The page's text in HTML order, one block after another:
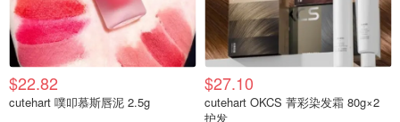
$22.82
cutehart 噗叩慕斯唇泥 2.5g
$27.10
cutehart OKCS 菁彩染发霜 80g×2
护发